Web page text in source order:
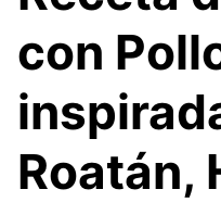
con
Roatán,